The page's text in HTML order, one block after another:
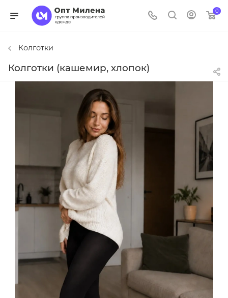
0
Колготки
Колготки (кашемир, хлопок)